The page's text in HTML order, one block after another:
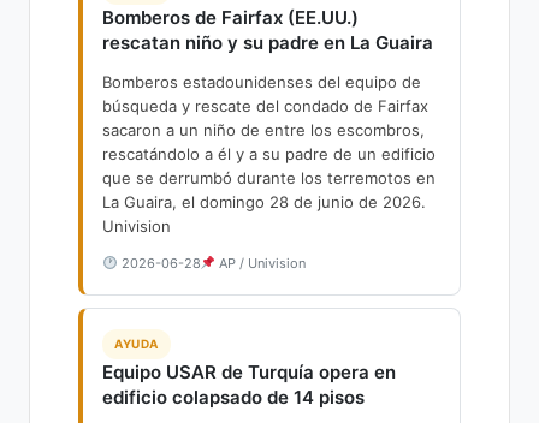
Bomberos de Fairfax (EE.UU.)
rescatan niño y su padre en La Guaira
Bomberos estadounidenses del equipo de
búsqueda y rescate del condado de Fairfax
sacaron a un niño de entre los escombros,
rescatándolo a él y a su padre de un edificio
que se derrumbó durante los terremotos en
La Guaira, el domingo 28 de junio de 2026.
Univision
2026-06-28 AP / Univision
AYUDA
Equipo USAR de Turquía opera en
edificio colapsado de 14 pisos